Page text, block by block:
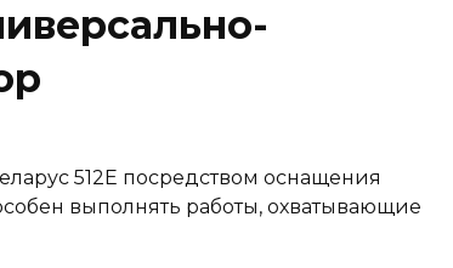
512Е посредством оснащения
выполнять работы, охватывающие